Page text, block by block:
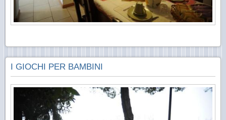
I GIOCHI PER BAMBINI